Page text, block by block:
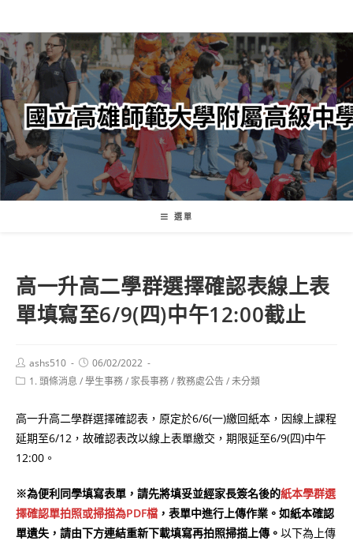
轉
至
主
內
容
選單
高一升高二學群選擇確認表線上表
單填寫至6/9(四)中午12:00截止
Post
author:
ashs510
Post
published:
06/02/2022
Post1. 頭條消息 /學生事務/ 家長事務/教務處公告/未分類
高一升高二學群選擇確認表，原定於6/6(一)繳回紙本，因線上課程
延期至6/12，故確認表改以線上表單繳交，期限延至6/9(四)中午
12:00。
※為便利同學填寫表單，請先將填妥並經家長簽名後的紙本學群選
擇確認單拍照或掃描為PDF檔 ，表單中進行上傳作業。如紙本確認
單遺失，請由下方連結重新下載填寫再拍照掃描上傳。 以下為上傳